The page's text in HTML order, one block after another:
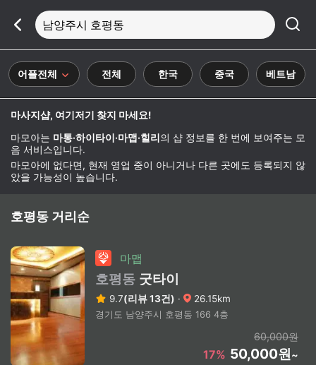
남양주시 호평동
어플전체 전체 한국 중국 베트남
마사지샵, 여기저기 찾지 마세요!
마모아는 마통·하이타이·마맵·힐리 의 샵 정보를 한 번에 보여주는 모
음 서비스입니다.
마모아에 없다면, 현재 영업 중이 아니거나 다른 곳에도 등록되지 않
았을 가능성이 높습니다.
호평동 거리순
마맵
호평동 굿타이
9.7(리뷰 13건) · 26.15km
경기도 남양주시 호평동 166 4층
60,000원
17% 50,000원~